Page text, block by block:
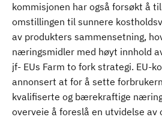
kommisjonen har også forsøkt å
omstillingen til sunnere
av produkters sammensetning,
næringsmidler med høyt innhold
jf- EUs Farm to fork strategi. EU-
annonsert at for å sette
kvalifiserte og bærekraftige
overveie å foreslå en utvidelse av